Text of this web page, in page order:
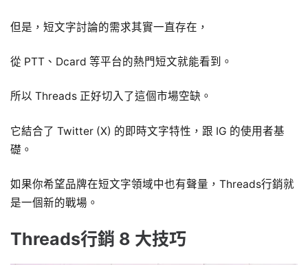
但是，短文字討論的需求其實一直存在，
從 PTT、Dcard 等平台的熱門短文就能看到。
所以 Threads 正好切入了這個市場空缺。
它結合了 Twitter (X) 的即時文字特性，跟 IG 的使用者基
礎。
如果你希望品牌在短文字領域中也有聲量，Threads行銷就
是一個新的戰場。
Threads行銷 8 大技巧